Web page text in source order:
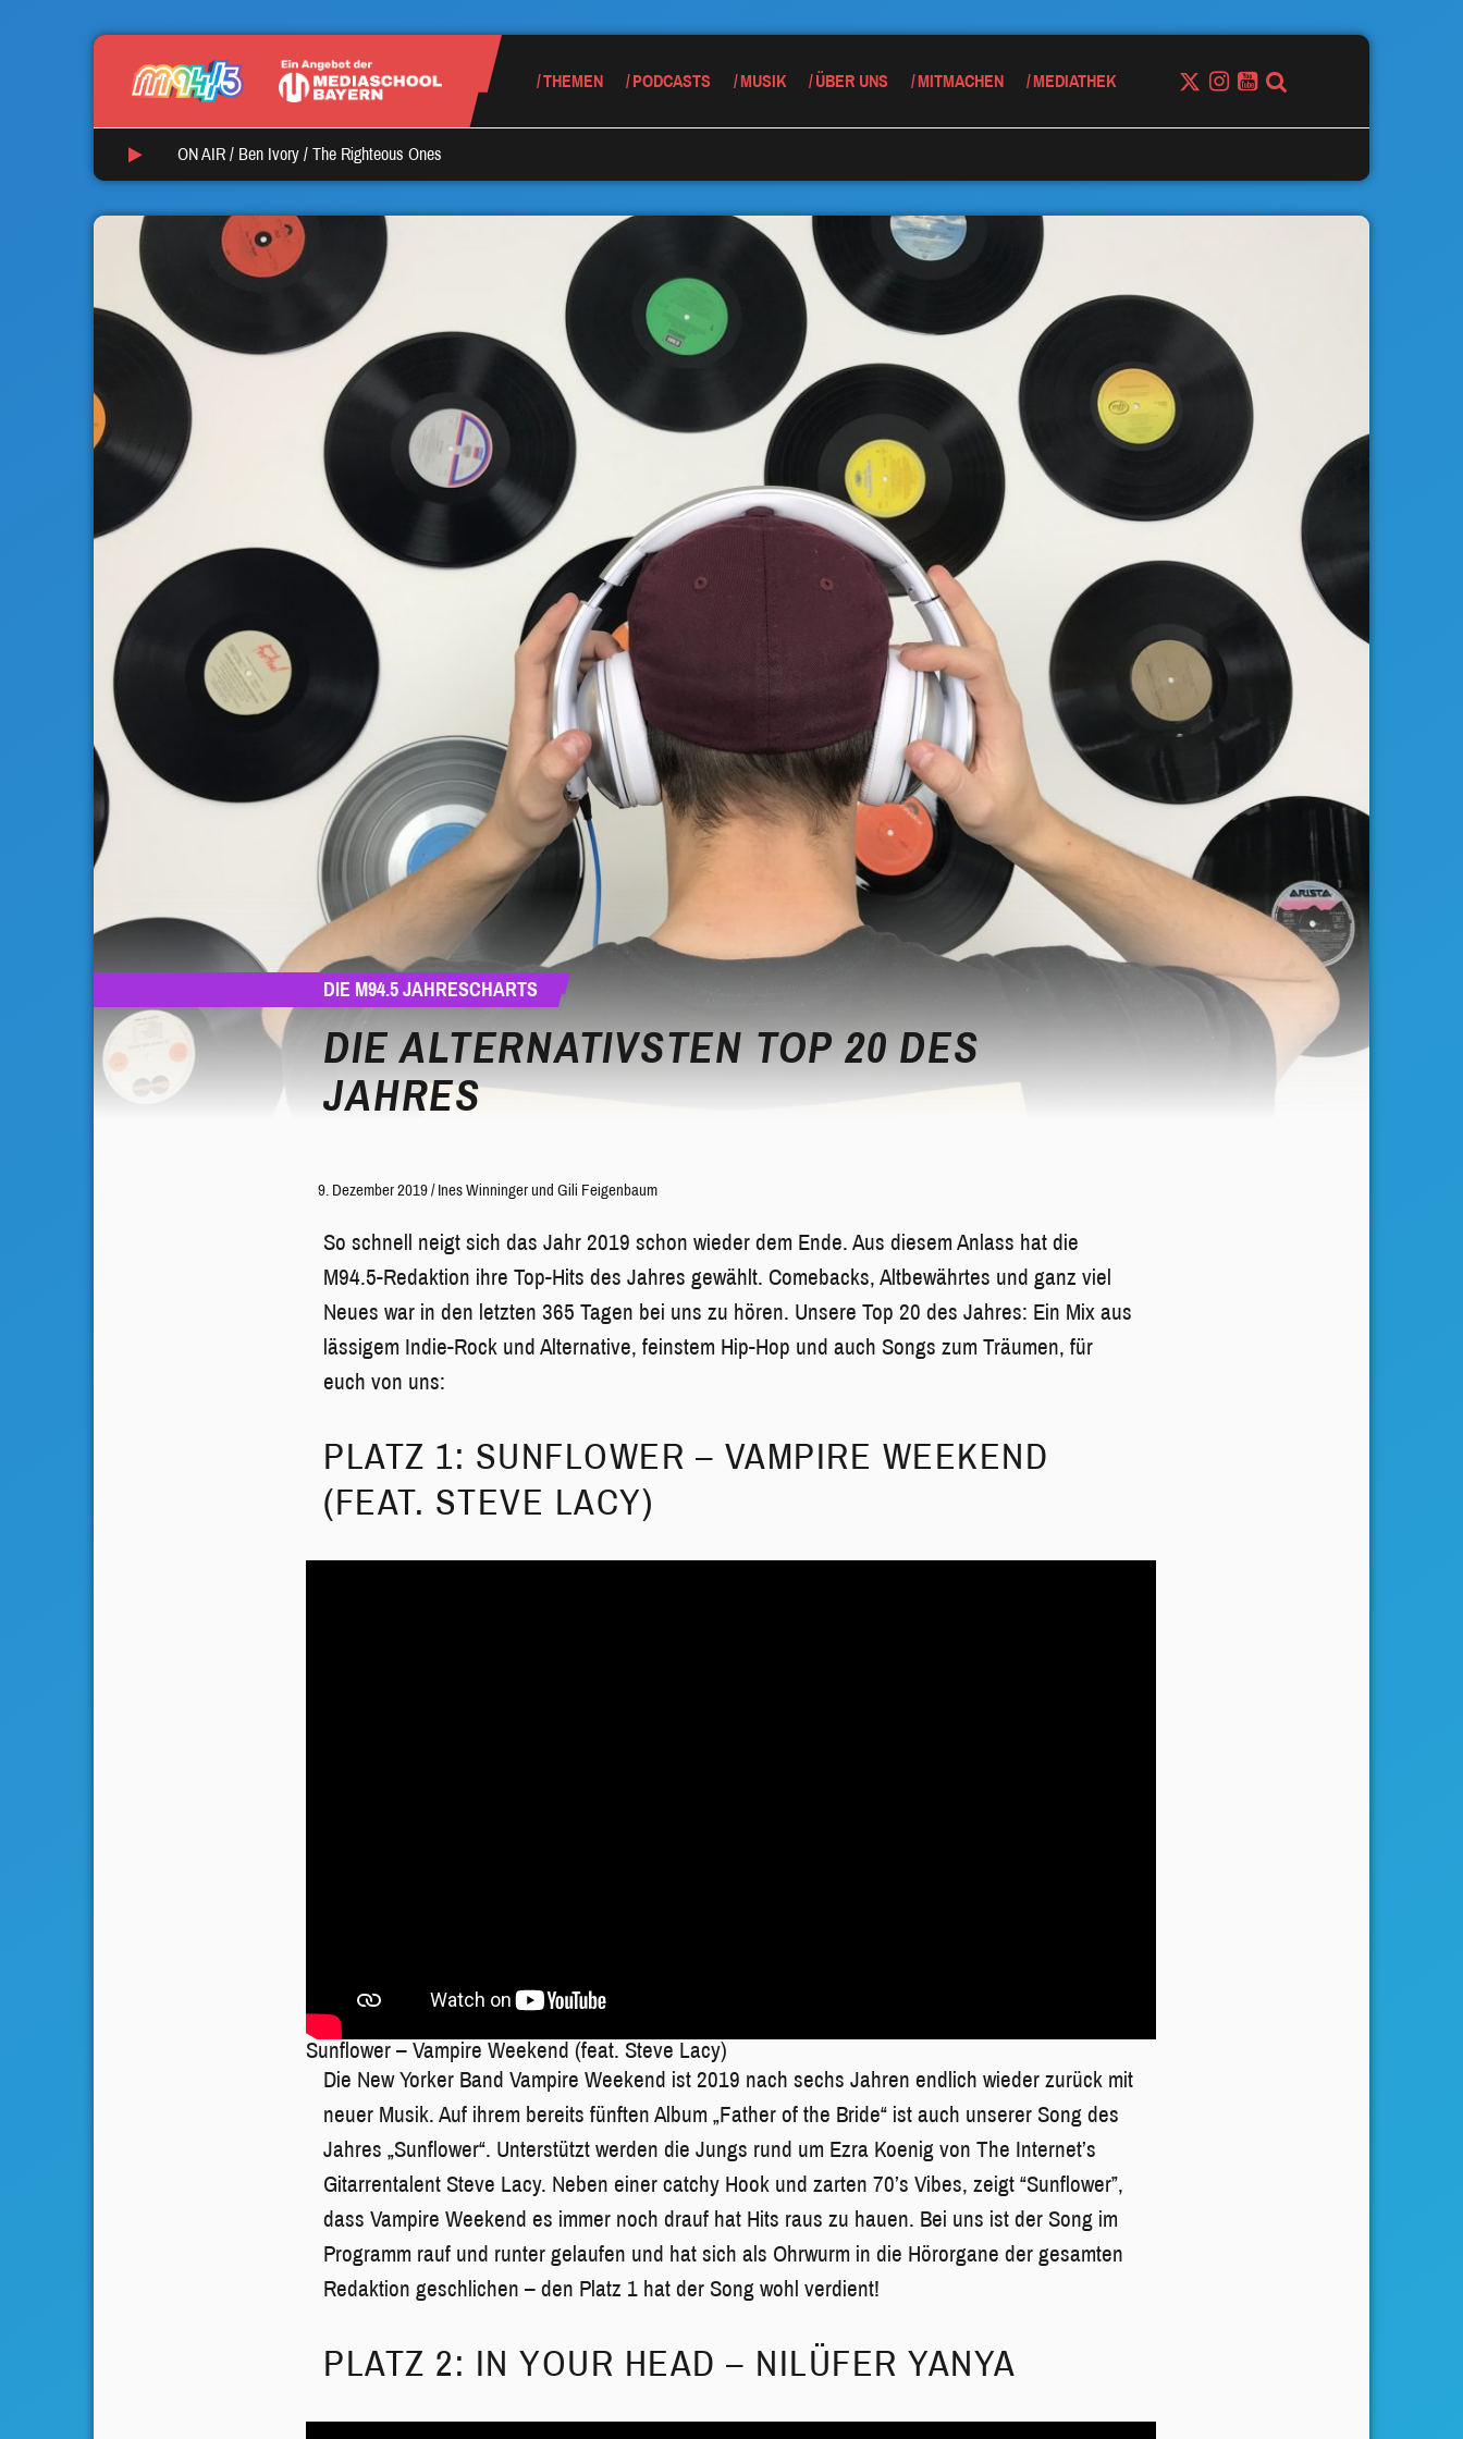
THEMEN PODCASTS MUSIK ÜBER UNS MITMACHEN MEDIATHEK
ON AIR / Ben Ivory / The Righteous Ones
DIE M94.5 JAHRESCHARTS
DIE ALTERNATIVSTEN TOP 20 DES
JAHRES
9. Dezember 2019/Ines Winninger und Gili Feigenbaum
So schnell neigt sich das Jahr 2019 schon wieder dem Ende. Aus diesem Anlass hat die
M94.5-Redaktion ihre Top-Hits des Jahres gewählt. Comebacks, Altbewährtes und ganz viel
Neues war in den letzten 365 Tagen bei uns zu hören. Unsere Top 20 des Jahres: Ein Mix aus
lässigem Indie-Rock und Alternative, feinstem Hip-Hop und auch Songs zum Träumen, für
euch von uns:
PLATZ 1: SUNFLOWER – VAMPIRE WEEKEND
(FEAT. STEVE LACY)
Sunflower – Vampire Weekend (feat. Steve Lacy)
Die New Yorker Band Vampire Weekend ist 2019 nach sechs Jahren endlich wieder zurück mit
neuer Musik. Auf ihrem bereits fünften Album „Father of the Bride“ ist auch unserer Song des
Jahres „Sunflower“. Unterstützt werden die Jungs rund um Ezra Koenig von The Internet’s
Gitarrentalent Steve Lacy. Neben einer catchy Hook und zarten 70’s Vibes, zeigt “Sunflower”,
dass Vampire Weekend es immer noch drauf hat Hits raus zu hauen. Bei uns ist der Song im
Programm rauf und runter gelaufen und hat sich als Ohrwurm in die Hörorgane der gesamten
Redaktion geschlichen – den Platz 1 hat der Song wohl verdient!
PLATZ 2: IN YOUR HEAD – NILÜFER YANYA